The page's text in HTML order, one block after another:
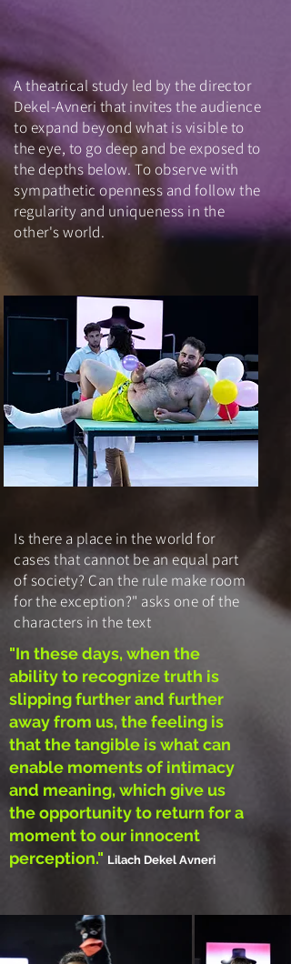
A theatrical study led by the director
Dekel-Avneri that invites the audience
to expand beyond what is visible to
the eye, to go deep and be exposed to
the depths below. To observe with
sympathetic openness and follow the
regularity and uniqueness in the
other's world.
Is there a place in the world for
cases that cannot be an equal part
of society?Can the rule make room
for the exception?" asks one of the
characters in the text
"In these days, when the
ability to recognize truth is
slipping further and further
away from us, the feeling is
that the tangible is what can
enable moments of intimacy
and meaning, which give us
the opportunity to return for a
moment to our innocent
perception." Lilach Dekel Avneri